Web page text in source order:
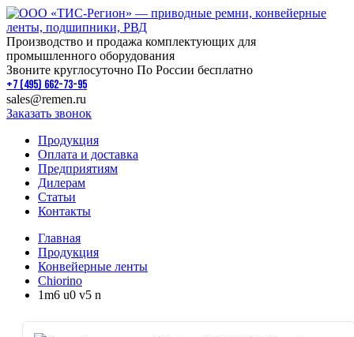
Производство и продажа комплектующих для
промышленного оборудования
Звоните круглосуточно По России бесплатно
+7 (495) 662-73-95
sales@remen.ru
Заказать звонок
Продукция
Оплата и доставка
Предприятиям
Дилерам
Статьи
Контакты
Главная
Продукция
Конвейерные ленты
Chiorino
1m6 u0 v5 n